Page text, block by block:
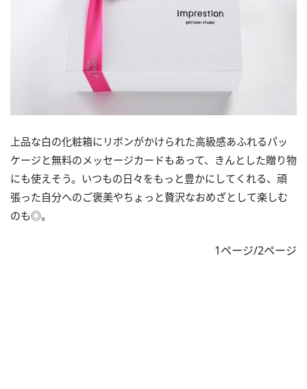
上品な白の化粧箱にリボンがかけられた高級感あふれるパッ
ケージと無料のメッセージカードもあって、きんとした贈り物
にも使えそう。いつもの日々をもっと豊かにしてくれる、頑
張った自分へのご褒美やちょっと贅沢なおめざとして楽しむ
のも◎。
1ページ/2ページ